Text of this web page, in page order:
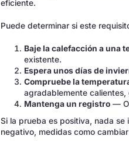
eficiente.
Puede determinar si este
Baje la calefacción a una
existente.
Espera unos días de
Compruebe la
agradablemente
Mantenga un registro —
Si la prueba es positiva, nada
negativo, medidas como